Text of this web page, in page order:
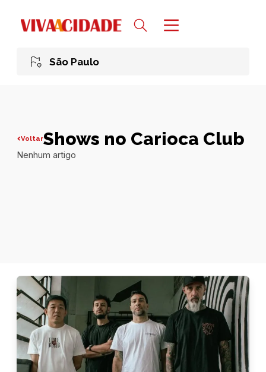
São Paulo
VoltarShows no Carioca Club
Nenhum artigo